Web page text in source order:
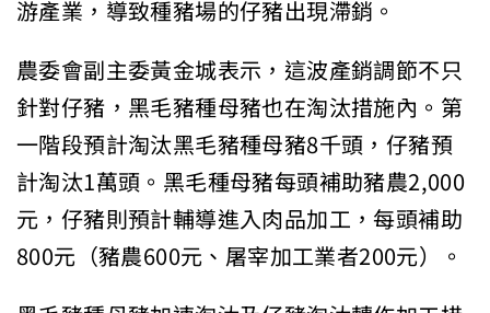
農委會副主委黃金城表示，這波產銷調節不只
針對仔豬，黑毛豬種母豬也在淘汰措施內。第
一階段預計淘汰黑毛豬種母豬8千頭，仔豬預
計淘汰1萬頭。黑毛種母豬每頭補助豬農2,000
元，仔豬則預計輔導進入肉品加工，每頭補助
800元（豬農600元、屠宰加工業者200元）。